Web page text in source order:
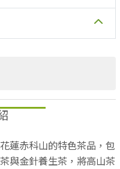
蓮赤科山的特色茶品，包
與金針養生茶，將高山茶